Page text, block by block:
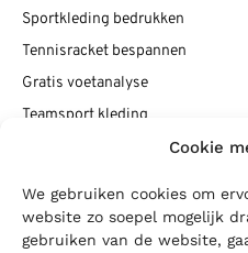
Cookie
We gebruiken cookies om
website zo soepel mogelijk
gebruiken van de website,
Sportkleding bedrukken
Tennisracket bespannen
Gratis voetanalyse
Teamsport kleding
Vacatures
Blogs